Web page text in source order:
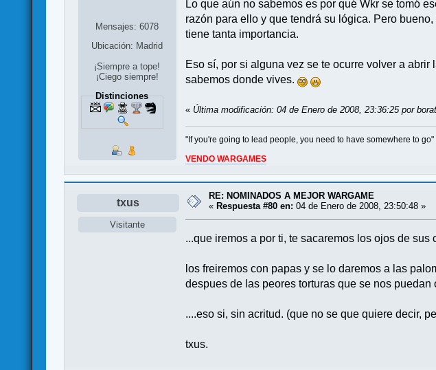
Mensajes: 6078
Ubicación: Madrid
¡Siempre a tope!
¡Ciego siempre!
Distinciones
Lo que aún no sabemos es por qué Wkr se tomó
razón para ello y que tendrá su lógica. Pero
tiene tanta importancia.
Eso sí, por si alguna vez se te ocurre volver a
sabemos donde vives.
« Última modificación: 04 de Enero de 2008, 23:36:25 por borat
"If you're going to lead people, you need to have somewhere to
VENDO WARGAMES
txus
Visitante
RE: NOMINADOS A MEJOR WARGAME
« Respuesta #80 en: 04 de Enero de 2008, 23:50:48 »
...que iremos a por ti, te sacaremos los ojos de sus
los freiremos con papas y se lo daremos a las
despues de las peores torturas que se nos puedan
....eso si, sin acritud. (que no se que quiere decir,
txus.